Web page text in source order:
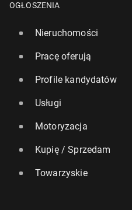
OGŁOSZENIA
Nieruchomości
Pracę oferują
Profile kandydatów
Usługi
Motoryzacja
Kupię / Sprzedam
Towarzyskie